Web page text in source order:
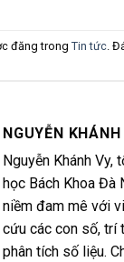
đăng trongTin tức .
NGUYỄN KHÁNH
Nguyễn Khánh Vy,
học Bách Khoa Đà
niềm đam mê với
cứu các con số, trí
phân tích số liệu.